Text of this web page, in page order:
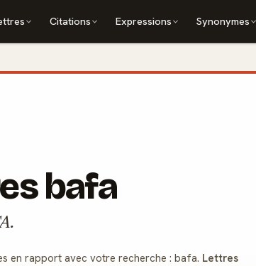
Citations Expressions Synonymes
bafa
en rapport avec votre recherche : bafa. Lettres